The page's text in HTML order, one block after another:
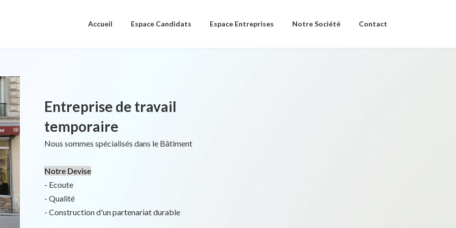
Accueil Espace Candidats Espace Entreprises Notre Société Contact
Entreprise de travail
temporaire
Nous sommes spécialisés dans le Bâtiment
Notre Devise
- Ecoute
- Qualité
- Construction d'un partenariat durable